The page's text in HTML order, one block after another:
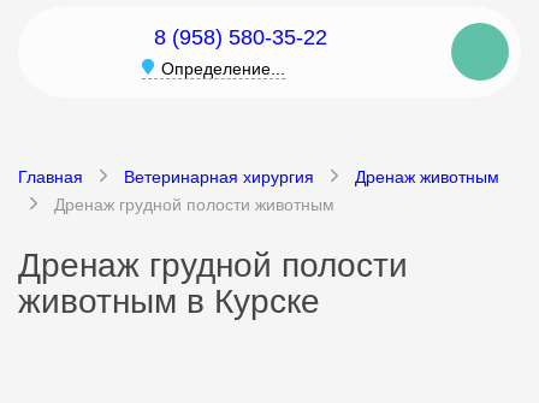
8 (958) 580-35-22
Определение...
Главная Ветеринарная хирургия
Дренаж животным
Дренаж грудной полости животным
Дренаж грудной полости
животным в Курске